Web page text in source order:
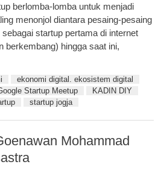
berlomba-lomba untuk menjadi
menonjol diantara pesaing-pesaing
startup pertama di internet
berkembang) hingga saat ini,
ekonomi digital. ekosistem digital
Startup Meetup
KADIN DIY
startup jogja
Mohammad